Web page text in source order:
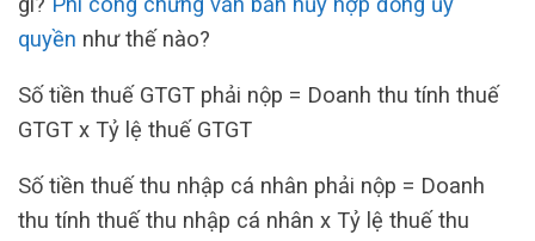
quyền như thế nào?
Số tiền thuế GTGT phải nộp = Doanh thu tính thuế
GTGT x Tỷ lệ thuế GTGT
Số tiền thuế thu nhập cá nhân phải nộp = Doanh
thu tính thuế thu nhập cá nhân x Tỷ lệ thuế thu